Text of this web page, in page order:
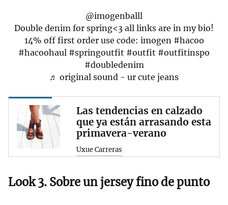
@imogenballl
Double denim for spring<3 all links are in my bio!
14% off first order use code: imogen #hacoo
#hacoohaul #springoutfit #outfit #outfitinspo
#doubledenim
♬ original sound - ur cute jeans
Las tendencias en calzado
que ya están arrasando esta
primavera-verano
Uxue Carreras
Look 3. Sobre un jersey fino de punto